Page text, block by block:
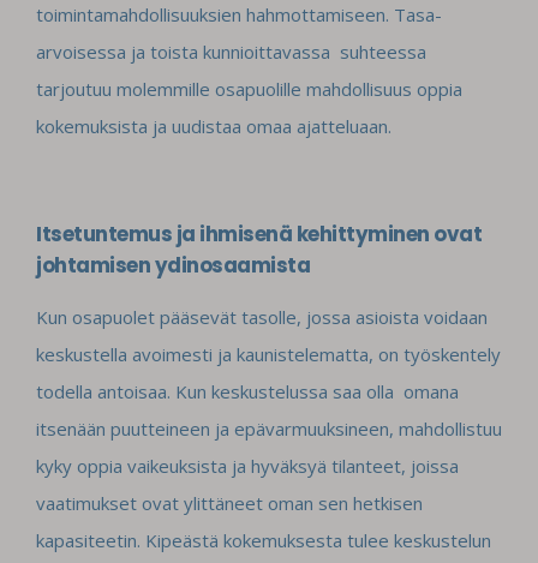
toimintamahdollisuuksien hahmottamiseen. Tasa-
arvoisessa ja toista kunnioittavassa suhteessa
tarjoutuu molemmille osapuolille mahdollisuus oppia
kokemuksista ja uudistaa omaa ajatteluaan.
Itsetuntemus ja ihmisenä kehittyminen ovat
johtamisen ydinosaamista
Kun osapuolet pääsevät tasolle, jossa asioista voidaan
keskustella avoimesti ja kaunistelematta, on työskentely
todella antoisaa. Kun keskustelussa saa olla omana
itsenään puutteineen ja epävarmuuksineen, mahdollistuu
kyky oppia vaikeuksista ja hyväksyä tilanteet, joissa
vaatimukset ovat ylittäneet oman sen hetkisen
kapasiteetin. Kipeästä kokemuksesta tulee keskustelun